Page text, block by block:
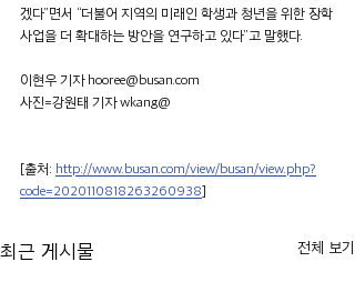
겠다”면서 “더불어 지역의 미래인 학생과 청년을 위한 장학
사업을 더 확대하는 방안을 연구하고 있다”고 말했다.
이현우 기자 hooree@busan.com
사진=강원태 기자 wkang@
[출처: http://www.busan.com/view/busan/view.php?
code=2020110818263260938]
최근 게시물 전체 보기